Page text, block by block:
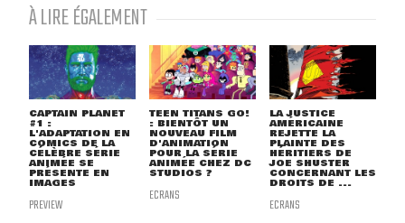
À LIRE ÉGALEMENT
CAPTAIN PLANET
#1 :
L'ADAPTATION EN
COMICS DE LA
CÉLÈBRE SÉRIE
ANIMÉE SE
PRÉSENTE EN
IMAGES
PREVIEW
TEEN TITANS GO!
: BIENTÔT UN
NOUVEAU FILM
D'ANIMATION
POUR LA SÉRIE
ANIMÉE CHEZ DC
STUDIOS ?
ECRANS
LA JUSTICE
AMÉRICAINE
REJETTE LA
PLAINTE DES
HÉRITIERS DE
JOE SHUSTER
CONCERNANT LES
DROITS DE ...
ECRANS